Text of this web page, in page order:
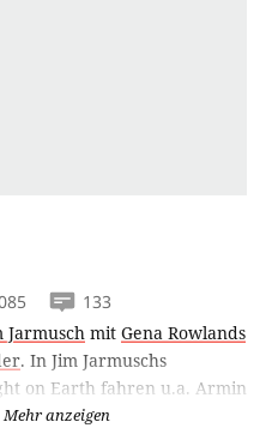
133
Jarmusch mit Gena Rowlands
. In Jim Jarmuschs
on Earth fahren u.a. Armin
Ryder und Roberto
Mehr anzeigen